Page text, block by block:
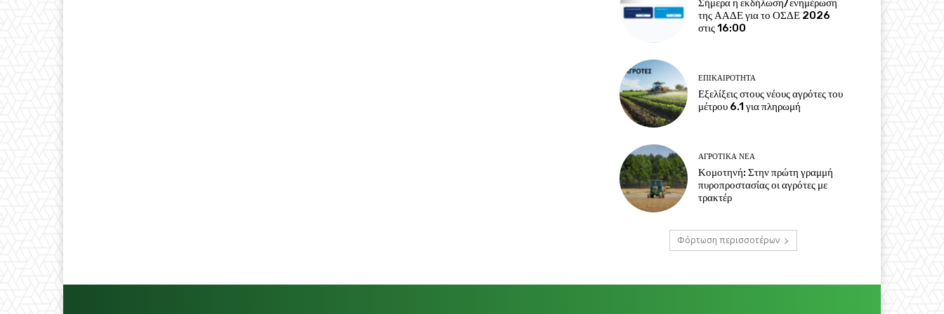
Σήμερα η εκδήλωση/ενημέρωση
της ΑΑΔΕ για το ΟΣΔΕ 2026
στις 16:00
ΕΠΙΚΑΙΡΌΤΗΤΑ
Εξελίξεις στους νέους αγρότες του
μέτρου 6.1 για πληρωμή
ΑΓΡΟΤΙΚΆ ΝΈΑ
Κομοτηνή: Στην πρώτη γραμμή
πυροπροστασίας οι αγρότες με
τρακτέρ
Φόρτωση περισσοτέρων